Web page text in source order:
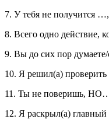
7. У тебя не получится
8. Всего одно действие,
9. Вы до сих пор
10. Я решил(а)
11. Ты не поверишь,
12. Я раскрыл(а)